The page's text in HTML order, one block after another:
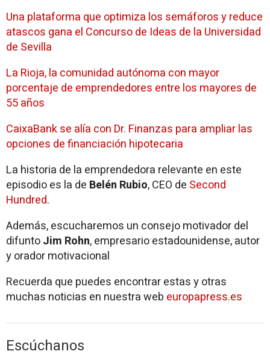
Una plataforma que optimiza los semáforos y reduce
atascos gana el Concurso de Ideas de la Universidad
de Sevilla
La Rioja, la comunidad autónoma con mayor
porcentaje de emprendedores entre los mayores de
55 años
CaixaBank se alía con Dr. Finanzas para ampliar las
opciones de financiación hipotecaria
La historia de la emprendedora relevante en este
episodio es la de Belén Rubio, CEO de Second
Hundred.
Además, escucharemos un consejo motivador del
difuntoJim Rohn, empresario estadounidense, autor
y orador motivacional
Recuerda que puedes encontrar estas y otras
muchas noticias en nuestra web europapress.es
Escúchanos